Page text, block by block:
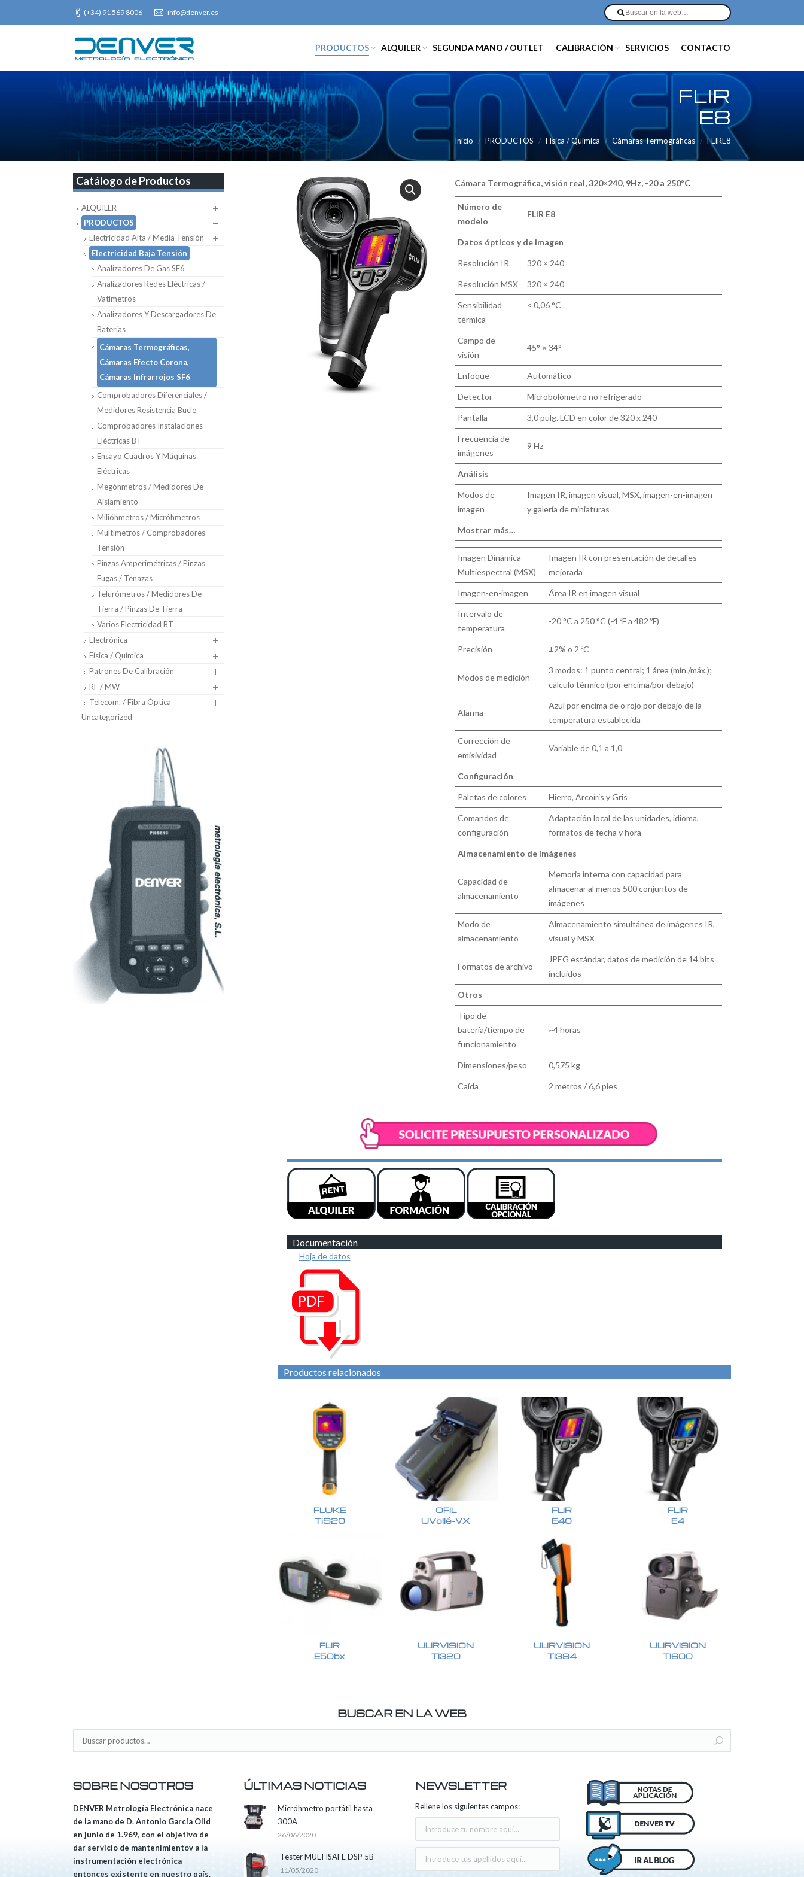
(+34) 91 569 8006 info@denver.es
PRODUCTOS ALQUILER SEGUNDA MANO / OUTLET CALIBRACIÓN SERVICIOS CONTACTO
FLIR
E8
Inicio PRODUCTOS Física / Química Cámaras Termográficas FLIRE8
Cámara Termográfica, visión real, 320×240, 9Hz, -20 a 250ºC
Número de
modelo
FLIR E8
Datos ópticos y de imagen
Resolución IR 320 × 240
Resolución MSX 320 × 240
Sensibilidad
térmica
< 0,06 °C
Campo de
visión
45° × 34°
Enfoque Automático
Detector Microbolómetro no refrigerado
Pantalla 3,0 pulg. LCD en color de 320 x 240
Frecuencia de
imágenes
9 Hz
Análisis
Modos de
imagen
Imagen IR, imagen visual, MSX, imagen-en-imagen
y galería de miniaturas
Mostrar más…
Imagen Dinámica
Multiespectral (MSX)
Imagen IR con presentación de detalles
mejorada
Imagen-en-imagen Área IR en imagen visual
Intervalo de
temperatura
-20 °C a 250 °C (-4 ºF a 482 ºF)
Precisión ±2% o 2 ºC
Modos de medición
3 modos: 1 punto central; 1 área (mín./máx.);
cálculo térmico (por encima/por debajo)
Alarma
Azul por encima de o rojo por debajo de la
temperatura establecida
Corrección de
emisividad
Variable de 0,1 a 1,0
Configuración
Paletas de colores Hierro, Arcoíris y Gris
Comandos de
configuración
Adaptación local de las unidades, idioma,
formatos de fecha y hora
Almacenamiento de imágenes
Capacidad de
almacenamiento
Memoria interna con capacidad para
almacenar al menos 500 conjuntos de
imágenes
Modo de
almacenamiento
Almacenamiento simultánea de imágenes IR,
visual y MSX
Formatos de archivo
JPEG estándar, datos de medición de 14 bits
incluidos
Otros
Tipo de
batería/tiempo de
funcionamiento
~4 horas
Dimensiones/peso 0,575 kg
Caída 2 metros / 6,6 pies
Documentación
Hoja de datos
Productos relacionados
FLUKE
TiS20
OFIL
UVollé-VX
FLIR
E40
FLIR
E4
FLIR
E50bx
ULIRVISION
TI320
ULIRVISION
TI384
ULIRVISION
TI600
Catálogo de Productos
ALQUILER
PRODUCTOS
Electricidad Alta / Media Tensión
Electricidad Baja Tensión
Analizadores De Gas SF6
Analizadores Redes Eléctricas /
Vatímetros
Analizadores Y Descargadores De
Baterias
Cámaras Termográficas,
Cámaras Efecto Corona,
Cámaras Infrarrojos SF6
Comprobadores Diferenciales /
Medidores Resistencia Bucle
Comprobadores Instalaciones
Eléctricas BT
Ensayo Cuadros Y Máquinas
Eléctricas
Megóhmetros / Medidores De
Aislamiento
Milióhmetros / Micróhmetros
Multímetros / Comprobadores
Tensión
Pinzas Amperimétricas / Pinzas
Fugas / Tenazas
Telurómetros / Medidores De
Tierra / Pinzas De Tierra
Varios Electricidad BT
Electrónica
Física / Química
Patrones De Calibración
RF / MW
Telecom. / Fibra Óptica
Uncategorized
BUSCAR EN LA WEB
SOBRE NOSOTROS
DENVER Metrología Electrónica nace
de la mano de D. Antonio García Olid
en junio de 1.969, con el objetivo de
dar servicio de mantenimientov a la
instrumentación electrónica
entonces existente en nuestro país.
ÚLTIMAS NOTICIAS
Micróhmetro portátil hasta
300A
26/06/2020
Tester MULTISAFE DSP 5B
11/05/2020
NEWSLETTER
Rellene los siguientes campos: